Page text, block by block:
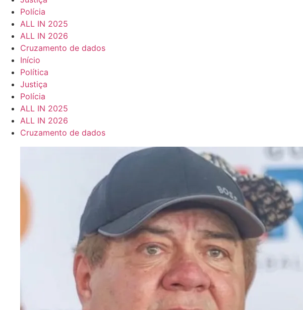
Polícia
ALL IN 2025
ALL IN 2026
Cruzamento de dados
Início
Política
Justiça
Polícia
ALL IN 2025
ALL IN 2026
Cruzamento de dados